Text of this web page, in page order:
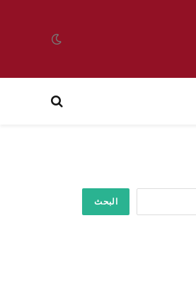
البحث